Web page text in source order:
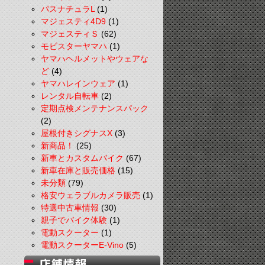
パスナチュラL(1)
マジェスティ4D9(1)
マジェスティＳ(62)
モビスターヤマハ(1)
ヤマハヘルメットやウェアな
ど(4)
ヤマハレインウェア(1)
レンタル自転車(2)
定期点検メンテナンスパック
(2)
屋根付きシグナスX(3)
新商品！(25)
新車とカスタムバイク(67)
新車在庫と販売価格(15)
未分類(79)
格安ウェラブルカメラ販売(1)
特選中古車情報(30)
親子でバイク体験(1)
電動スクーター(1)
電動スクーターE-Vino(5)